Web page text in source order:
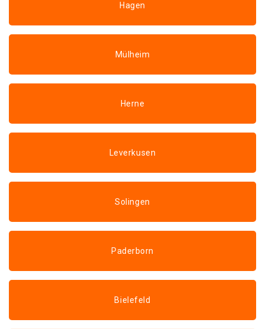
Hagen
Mülheim
Herne
Leverkusen
Solingen
Paderborn
Bielefeld